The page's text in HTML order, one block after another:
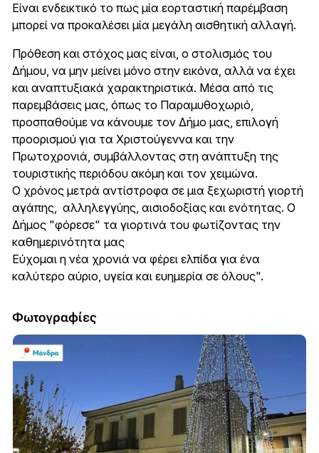
Είναι ενδεικτικό το πως μία εορταστική παρέμβαση
μπορεί να προκαλέσει μία μεγάλη αισθητική αλλαγή.
Πρόθεση και στόχος μας είναι, ο στολισμός του
Δήμου, να μην μείνει μόνο στην εικόνα, αλλά να έχει
και αναπτυξιακά χαρακτηριστικά. Μέσα από τις
παρεμβάσεις μας, όπως το Παραμυθοχωριό,
προσπαθούμε να κάνουμε τον Δήμο μας, επιλογή
προορισμού για τα Χριστούγεννα και την
Πρωτοχρονιά, συμβάλλοντας στη ανάπτυξη της
τουριστικής περιόδου ακόμη και τον χειμώνα.
Ο χρόνος μετρά αντίστροφα σε μια ξεχωριστή γιορτή
αγάπης, αλληλεγγύης, αισιοδοξίας και ενότητας. Ο
Δήμος "φόρεσε" τα γιορτινά του φωτίζοντας την
καθημερινότητα μας
Εύχομαι η νέα χρονιά να φέρει ελπίδα για ένα
καλύτερο αύριο, υγεία και ευημερία σε όλους".
Φωτογραφίες